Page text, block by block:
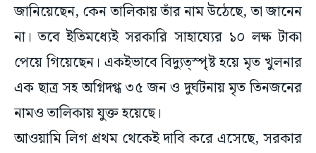
জানিয়েছেন, কেন তালিকায় তাঁর নাম উঠেছে, তা জানেন
না। তবে ইতিমধ্যেই সরকারি সাহায্যের ১০ লক্ষ টাকা
পেয়ে গিয়েছেন। একইভাবে বিদ্যুত্স্পৃষ্ট হয়ে মৃত খুলনার
এক ছাত্র সহ অগ্নিদগ্ধ ৩৫ জন ও দুর্ঘটনায় মৃত তিনজনের
নামও তালিকায় যুক্ত হয়েছে।
আওয়ামি লিগ প্রথম থেকেই দাবি করে এসেছে, সরকার